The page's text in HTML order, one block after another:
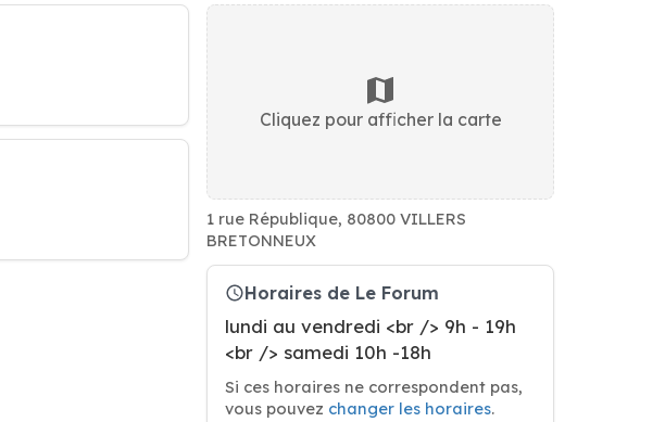
Cliquez pour afficher la carte
1 rue République, 80800 VILLERS
BRETONNEUX
Horaires de Le Forum
lundi au vendredi <br /> 9h - 19h
<br /> samedi 10h -18h
Si ces horaires ne correspondent pas,
vous pouvez changer les horaires.